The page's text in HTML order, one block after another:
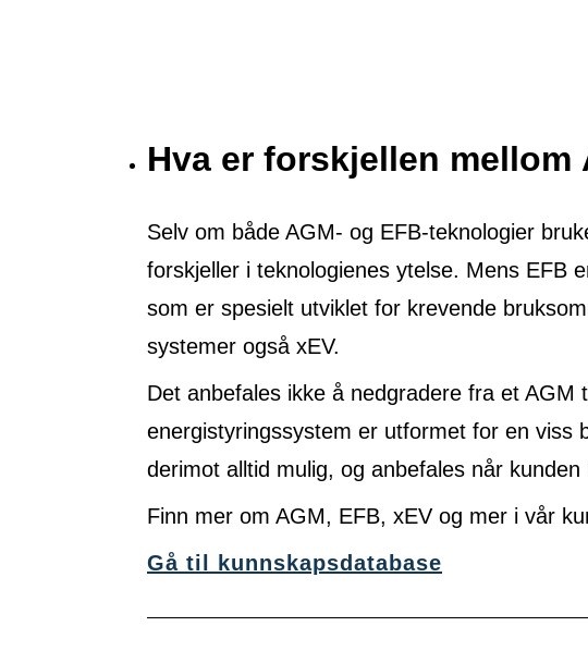
Hva er forskjellen mellom
Selv om både AGM- og EFB-teknologier
forskjeller i teknologienes ytelse. Mens EFB
som er spesielt utviklet for krevende
systemer også xEV.
Det anbefales ikke å nedgradere fra et AGM
energistyringssystem er utformet for en viss
derimot alltid mulig, og anbefales når
Finn mer om AGM, EFB, xEV og mer i vår
Gå til kunnskapsdatabase